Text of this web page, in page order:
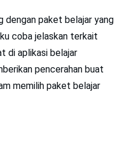
dengan paket belajar yang
coba jelaskan terkait
di aplikasi belajar
pencerahan buat
memilih paket belajar